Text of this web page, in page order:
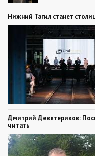
Нижний Тагил станет
Дмитрий Девятериков:
читать